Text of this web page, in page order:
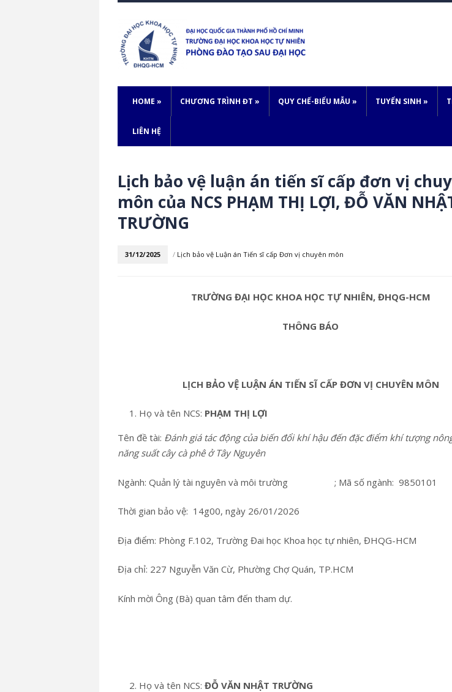
HOME » CHƯƠNG TRÌNH ĐT » QUY CHẾ-BIỂU MẪU » TUYỂN SINH »
LIÊN HỆ
Lịch bảo vệ luận án tiến sĩ cấp đơn vị
môn của NCS PHẠM THỊ LỢI, ĐỖ VĂN
TRƯỜNG
31/12/2025 / Lịch bảo vệ Luận án Tiến sĩ cấp Đơn vị chuyên môn
TRƯỜNG ĐẠI HỌC KHOA HỌC TỰ NHIÊN, ĐHQG-HCM
THÔNG BÁO
LỊCH BẢO VỆ LUẬN ÁN TIẾN SĨ CẤP ĐƠN VỊ CHUYÊN MÔN
Họ và tên NCS: PHẠM THỊ LỢI
Tên đề tài: Đánh giá tác động của biến đổi khí hậu đến đặc điểm khí tượng
năng suất cây cà phê ở Tây Nguyên
Ngành: Quản lý tài nguyên và môi trường ; Mã số ngành: 9850101
Thời gian bảo vệ: 14g00, ngày 26/01/2026
Địa điểm: Phòng F.102, Trường Đai học Khoa học tự nhiên, ĐHQG-HCM
Địa chỉ: 227 Nguyễn Văn Cừ, Phường Chợ Quán, TP.HCM
Kính mời Ông (Bà) quan tâm đến tham dự.
Họ và tên NCS: ĐỖ VĂN NHẬT TRƯỜNG